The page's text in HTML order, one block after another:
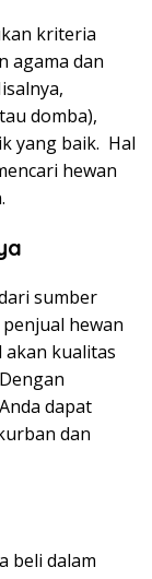
kriteria
agama dan
domba),
yang baik. Hal
hewan
sumber
hewan
akan kualitas
dapat
dan
beli dalam